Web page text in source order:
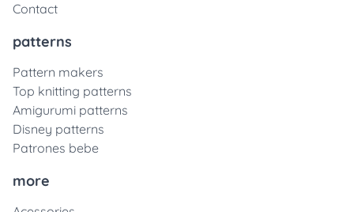
Contact
patterns
Pattern makers
Top knitting patterns
Amigurumi patterns
Disney patterns
Patrones bebe
more